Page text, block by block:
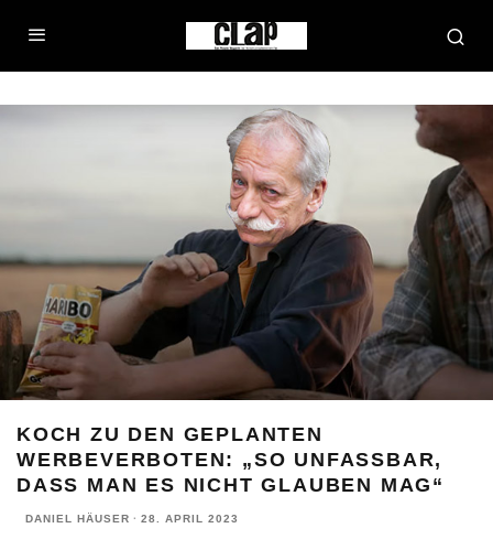
KOCH ZU DEN GEPLANTEN
WERBEVERBOTEN: „SO UNFASSBAR,
DASS MAN ES NICHT GLAUBEN MAG“
DANIEL HÄUSER · 28. APRIL 2023